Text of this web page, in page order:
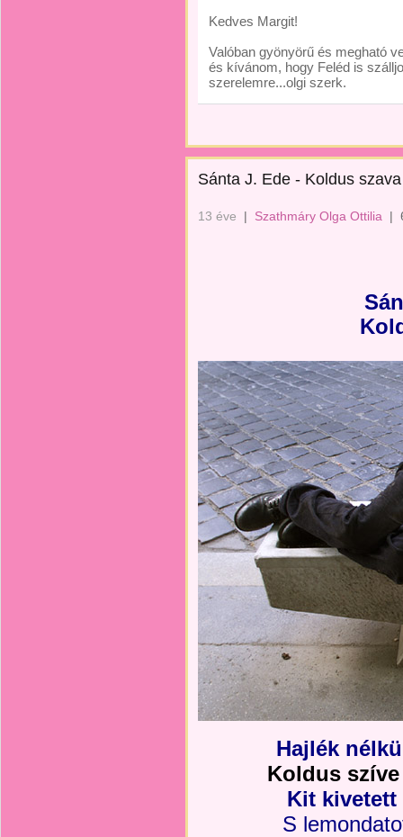
Kedves Margit!
Valóban gyönyörű és megható
és kívánom, hogy Feléd is
szerelemre...olgi szerk.
Sánta J. Ede - Koldus szava
13 éve | Szathmáry Olga Ottilia |
Hajlék
Koldus
Kit kivetett
S